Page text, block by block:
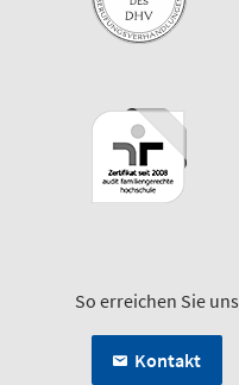
So erreichen Sie uns
Kontakt